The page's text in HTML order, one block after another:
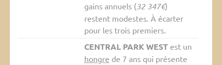
gains annuels (32 347€)
restent modestes. À écarter
pour les trois premiers.
CENTRAL PARK WESTest un
hongre de 7 ans qui présente